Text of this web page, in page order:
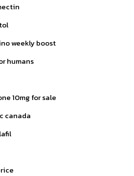
weekly boost
humans
10mg for sale
canada